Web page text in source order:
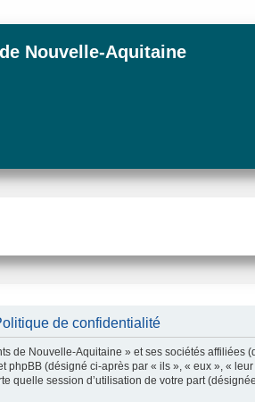
Nouvelle-Aquitaine
de confidentialité
de Nouvelle-Aquitaine » et ses sociétés affiliées
(désigné ci-après par « ils », « eux », «
quelle session d’utilisation de votre part